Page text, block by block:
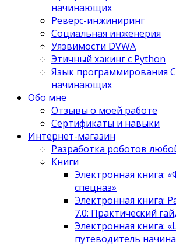
начинающих
Реверс-инжиниринг
Социальная инженерия
Уязвимости DVWA
Этичный хакинг с Python
Язык программирования
начинающих
Обо мне
Отзывы о моей работе
Сертификаты и навыки
Интернет-магазин
Разработка роботов
Книги
Электронная книга:
спецназ»
Электронная книга:
7.0: Практический
Электронная книга:
путеводитель